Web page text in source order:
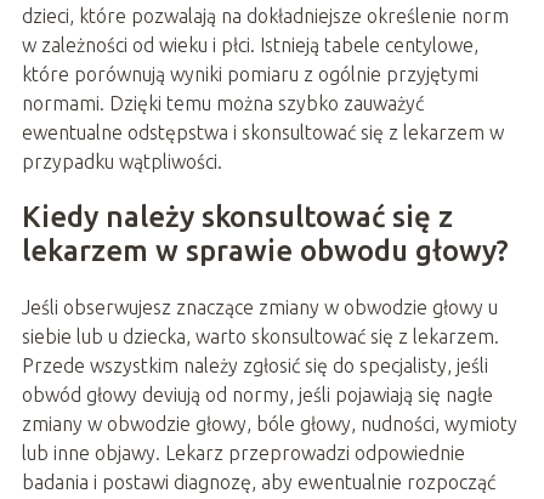
dzieci, które pozwalają na dokładniejsze określenie norm
w zależności od wieku i płci. Istnieją tabele centylowe,
które porównują wyniki pomiaru z ogólnie przyjętymi
normami. Dzięki temu można szybko zauważyć
ewentualne odstępstwa i skonsultować się z lekarzem w
przypadku wątpliwości.
Kiedy należy skonsultować się z
lekarzem w sprawie obwodu głowy?
Jeśli obserwujesz znaczące zmiany w obwodzie głowy u
siebie lub u dziecka, warto skonsultować się z lekarzem.
Przede wszystkim należy zgłosić się do specjalisty, jeśli
obwód głowy deviują od normy, jeśli pojawiają się nagłe
zmiany w obwodzie głowy, bóle głowy, nudności, wymioty
lub inne objawy. Lekarz przeprowadzi odpowiednie
badania i postawi diagnozę, aby ewentualnie rozpocząć